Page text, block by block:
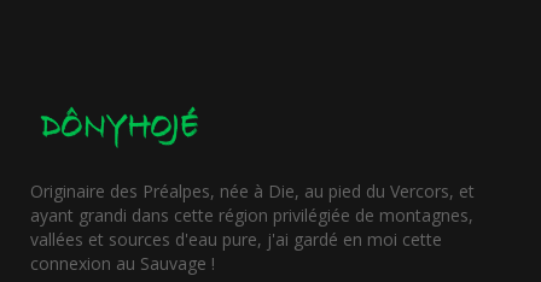
Originaire des Préalpes, née à Die, au pied du Vercors, et
ayant grandi dans cette région privilégiée de montagnes,
vallées et sources d'eau pure, j'ai gardé en moi cette
connexion au Sauvage !
Nouveaux